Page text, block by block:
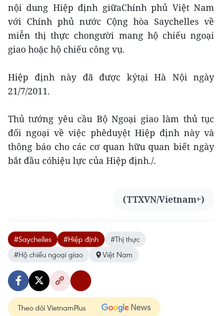
nội dung Hiệp định giữaChính phủ Việt Nam
với Chính phủ nước Cộng hòa Saychelles về
miễn thị thực chongười mang hộ chiếu ngoại
giao hoặc hộ chiếu công vụ.
Hiệp định này đã được kýtại Hà Nội ngày
21/7/2011.
Thủ tướng yêu cầu Bộ Ngoại giao làm thủ tục
đối ngoại về việc phêduyệt Hiệp định này và
thông báo cho các cơ quan hữu quan biết ngày
bắt đầu cóhiệu lực của Hiệp định./.
(TTXVN/Vietnam+)
#Saychelles #Hiệp định
#Thị thực
#Hộ chiếu ngoại giao
Việt Nam
Theo dõi VietnamPlus